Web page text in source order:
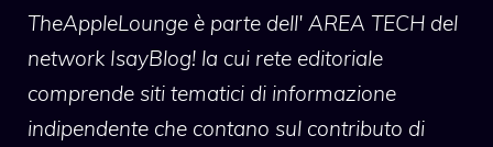
TheAppleLounge è parte dell' AREA TECH del
network IsayBlog! la cui rete editoriale
comprende siti tematici di informazione
indipendente che contano sul contributo di